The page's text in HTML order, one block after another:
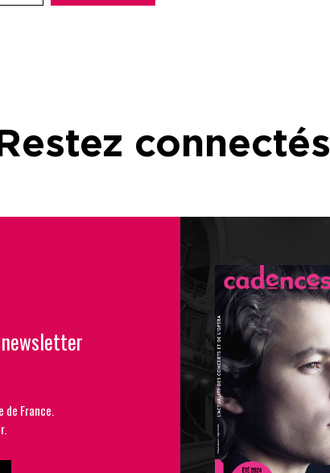
connectés
de France.